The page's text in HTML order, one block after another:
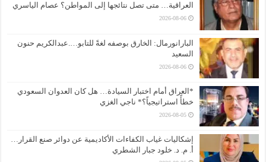
العراقية… متى تصل نتائجها إلى المواطن؟ عصام الياسري
2026-08-06
البارانورمال: الخارق بوصفه لغةً للتابو….عبدالكريم حنون
السعيد
2026-08-06
*العراق أمام اختبار السيادة… هل كان العدوان السعودي
خطأً استراتيجياً؟* ناجي الغزي
2026-08-05
إشكاليات غياب الكفاءات الأكاديمية عن دوائر صنع القرار…
أ. م. د. خلود جبار الشطري